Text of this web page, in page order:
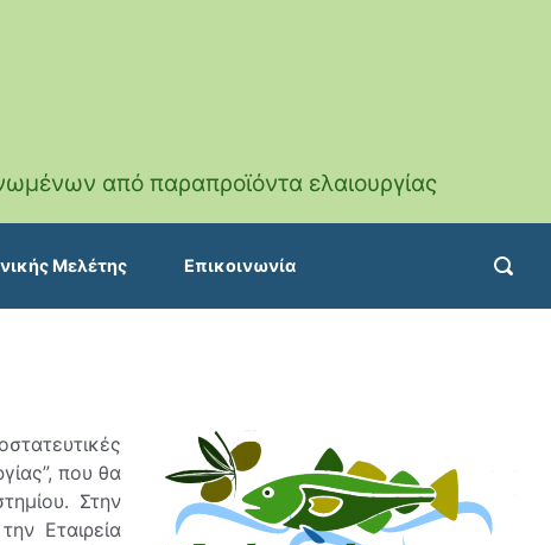
από παραπροϊόντα ελαιουργίας
Μελέτης Επικοινωνία
που θα
Στην
Εταιρεία